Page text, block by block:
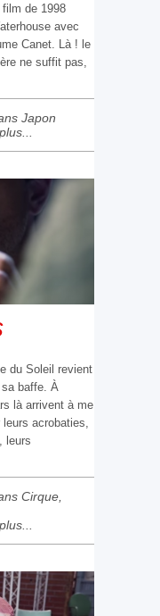
de 1998
avec
Canet. Là ! le
ne suffit pas,
Japon
du Soleil revient
baffe. À
là arrivent à me
acrobaties,
leurs
Cirque